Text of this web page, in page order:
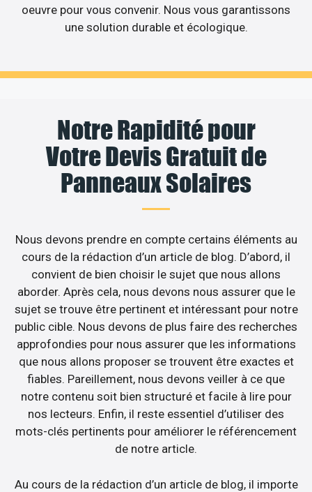
oeuvre pour vous convenir. Nous vous garantissons
une solution durable et écologique.
Notre Rapidité pour
Votre Devis Gratuit de
Panneaux Solaires
Nous devons prendre en compte certains éléments au
cours de la rédaction d’un article de blog. D’abord, il
convient de bien choisir le sujet que nous allons
aborder. Après cela, nous devons nous assurer que le
sujet se trouve être pertinent et intéressant pour notre
public cible. Nous devons de plus faire des recherches
approfondies pour nous assurer que les informations
que nous allons proposer se trouvent être exactes et
fiables. Pareillement, nous devons veiller à ce que
notre contenu soit bien structuré et facile à lire pour
nos lecteurs. Enfin, il reste essentiel d’utiliser des
mots-clés pertinents pour améliorer le référencement
de notre article.
Au cours de la rédaction d’un article de blog, il importe